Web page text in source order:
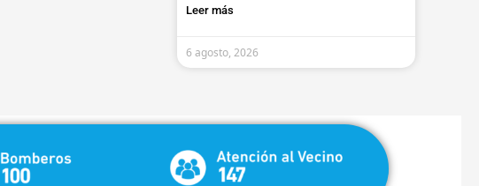
Leer más
6 agosto, 2026